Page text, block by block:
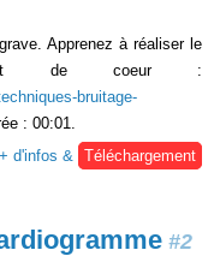
Apprenez à réaliser le
de coeur :
bruitage-
: 00:01.
+ d'infos &
Téléchargement
#2